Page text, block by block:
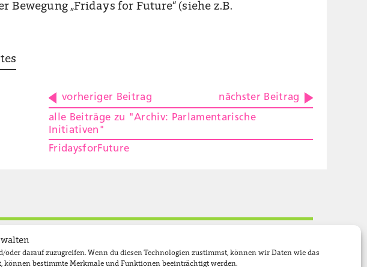
darauf zuzugreifen. Wenn du diesen Technologien zustimmst, können wir Daten wie das
können bestimmte Merkmale und Funktionen beeinträchtigt werden.
Bewegung „Fridays for Future“ (siehe z.B.
vorheriger Beitrag
nächster Beitrag
alle Beiträge zu "Archiv: Parlamentarische
Initiativen"
FridaysforFuture